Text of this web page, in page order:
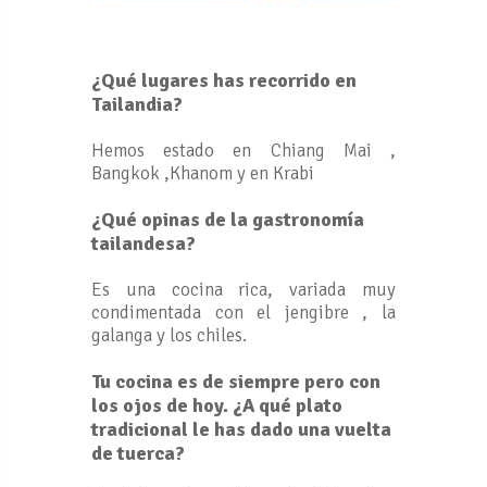
¿Qué lugares has recorrido en
Tailandia?
Hemos estado en Chiang Mai ,
Bangkok ,Khanom y en Krabi
¿Qué opinas de la gastronomía
tailandesa?
Es una cocina rica, variada muy
condimentada con el jengibre , la
galanga y los chiles.
Tu cocina es de siempre pero con
los ojos de hoy. ¿A qué plato
tradicional le has dado una vuelta
de tuerca?